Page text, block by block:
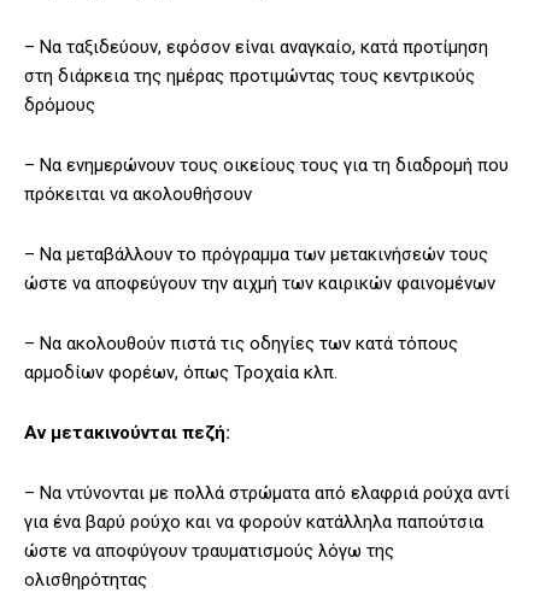
– Να ταξιδεύουν, εφόσον είναι αναγκαίο, κατά προτίμηση
στη διάρκεια της ημέρας προτιμώντας τους κεντρικούς
δρόμους
– Να ενημερώνουν τους οικείους τους για τη διαδρομή που
πρόκειται να ακολουθήσουν
– Να μεταβάλλουν το πρόγραμμα των μετακινήσεών τους
ώστε να αποφεύγουν την αιχμή των καιρικών φαινομένων
– Να ακολουθούν πιστά τις οδηγίες των κατά τόπους
αρμοδίων φορέων, όπως Τροχαία κλπ.
Αν μετακινούνται πεζή:
– Να ντύνονται με πολλά στρώματα από ελαφριά ρούχα αντί
για ένα βαρύ ρούχο και να φορούν κατάλληλα παπούτσια
ώστε να αποφύγουν τραυματισμούς λόγω της
ολισθηρότητας